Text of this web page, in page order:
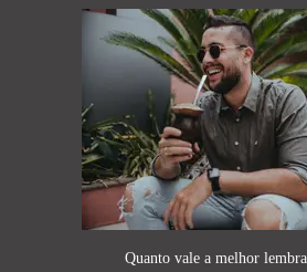
Quanto vale a melhor